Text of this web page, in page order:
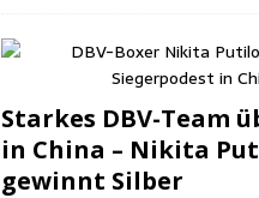
Star­kes DBV-Team
in Chi­na – Niki­ta
gewinnt Silber